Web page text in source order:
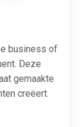
business of
Deze
gemaakte
creëert.